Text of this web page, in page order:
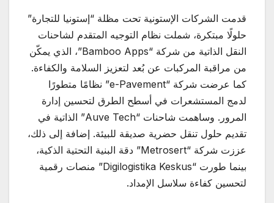
قدمت الشركات الإستونية تحت مظلة “إستونيا للتجارة”
حلولًا مبتكرة، شملت نظام التوجيه المتقدم لشاحنات
النقل الذاتية من شركة “Bamboo Apps”، الذي يمكّن
من مراقبة المركبات عن بُعد لتعزيز السلامة والكفاءة.
كما عرضت شركة “e-Pavement” نظامًا متطورًا
لدمج المستشعرات في أسطح الطرق لتحسين إدارة
المرور. وساهمت شاحنات “Auve Tech” الذاتية في
تقديم حلول تنقل حضرية صديقة للبيئة. إضافة إلى ذلك،
عززت شركة “Metrosert” دقة البنية التحتية الذكية،
بينما طورت “Digilogistika Keskus” منصات رقمية
لتحسين كفاءة سلاسل الإمداد.